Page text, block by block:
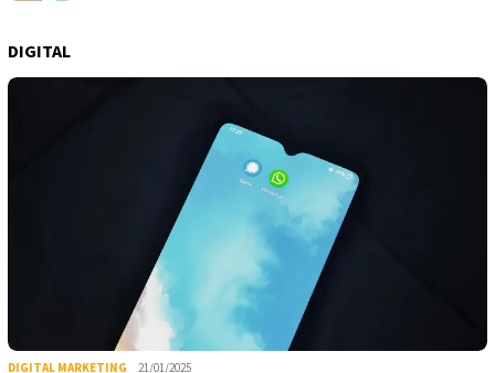
DIGITAL
DIGITAL MARKETING 21/01/2025